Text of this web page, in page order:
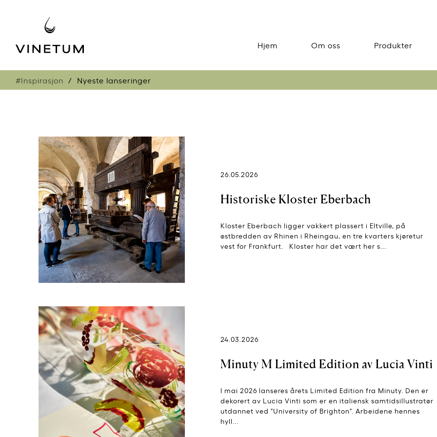
Hjem Om oss Produkter
#Inspirasjon Nyeste lanseringer
26.05.2026
Historiske Kloster Eberbach
Kloster Eberbach ligger vakkert plassert i Eltville, på
østbredden av Rhinen i Rheingau, en tre kvarters kjøretur
vest for Frankfurt. Kloster har det vært her s...
24.03.2026
Minuty M Limited Edition av Lucia Vinti
I mai 2026 lanseres årets Limited Edition fra Minuty. Den er
dekorert av Lucia Vinti som er en italiensk samtidsillustratør
utdannet ved "University of Brighton". Arbeidene hennes
hyll...